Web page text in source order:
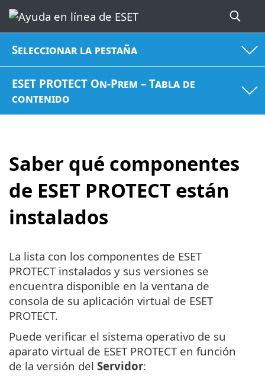
Seleccionar la pestaña
ESET PROTECT On-Prem – Tabla de
contenido
Saber qué componentes
de ESET PROTECT están
instalados
La lista con los componentes de ESET
PROTECT instalados y sus versiones se
encuentra disponible en la ventana de
consola de su aplicación virtual de ESET
PROTECT.
Puede verificar el sistema operativo de su
aparato virtual de ESET PROTECT en función
de la versión del Servidor: